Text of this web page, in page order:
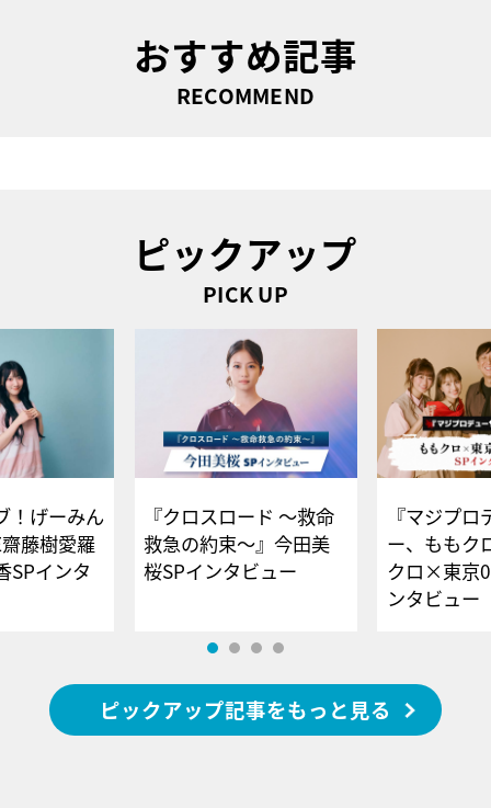
おすすめ記事
RECOMMEND
ピックアップ
PICK UP
！げーみん
藤樹愛羅
SPインタ
『クロスロード ～救命
救急の約束～』今田美
桜SPインタビュー
『マジプロ
ー、ももク
クロ×東京
ンタビュー
ピックアップ記事をもっと見る